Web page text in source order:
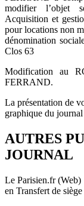
modifier l’objet
Acquisition et
pour locations non
dénomination
Clos 63
Modification au
FERRAND.
La présentation de
graphique du journal
AUTRES
JOURNAL
Le Parisien.fr (Web)
en Transfert de